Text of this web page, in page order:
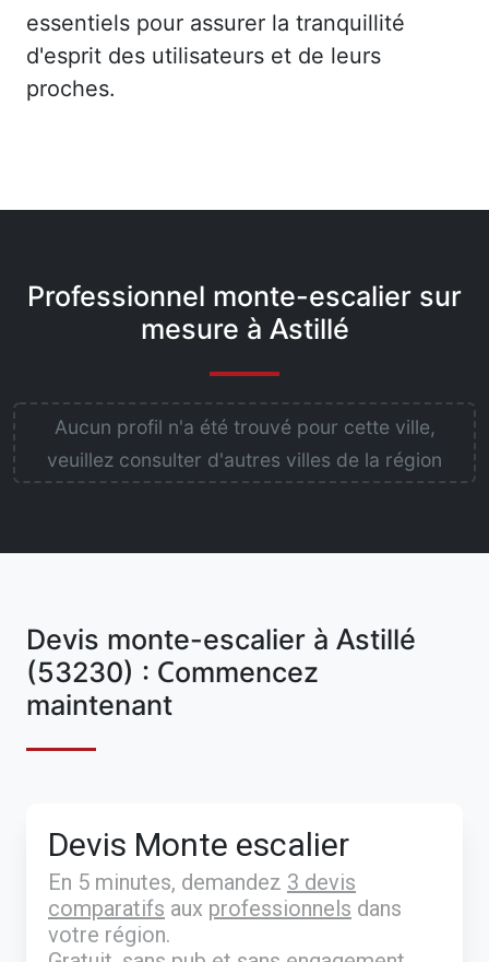
essentiels pour assurer la tranquillité
d'esprit des utilisateurs et de leurs
proches.
Professionnel monte-escalier sur
mesure à Astillé
Aucun profil n'a été trouvé pour cette ville,
veuillez consulter d'autres villes de la région
Devis monte-escalier à Astillé
(53230) : Commencez
maintenant
Devis Monte escalier
En 5 minutes, demandez 3 devis
comparatifs aux professionnels dans
votre région.